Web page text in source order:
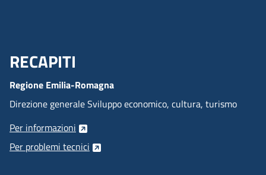
Menu Footer
RECAPITI
Regione Emilia-Romagna
Direzione generale Sviluppo economico, cultura, turismo
Per informazioni
Per problemi tecnici